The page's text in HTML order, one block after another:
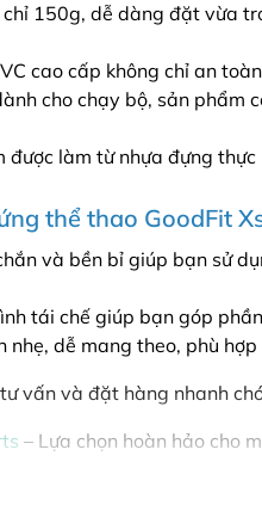
chỉ 150g, dễ dàng đặt vừa
cao cấp không chỉ an
cho chạy bộ, sản
làm từ nhựa đựng
thể thao GoodFit
và bền bỉ giúp bạn sử
tái chế giúp bạn góp
dễ mang theo, phù
vấn và đặt hàng nhanh
– Lựa chọn hoàn hảo cho